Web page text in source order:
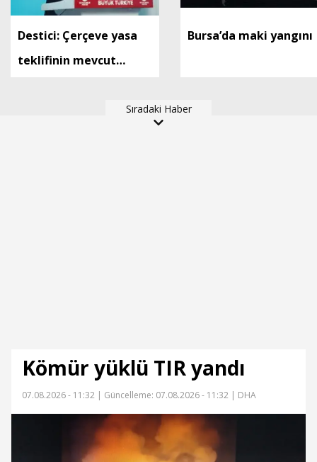
Destici: Çerçeve yasa
teklifinin mevcut
Bursa’da maki yangını
Sıradaki Haber
Kömür yüklü TIR yandı
07.08.2026 - 11:32 | Güncelleme: 07.08.2026 - 11:32 | DHA